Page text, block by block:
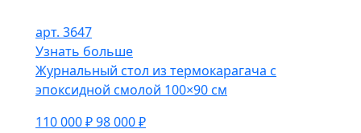
арт. 3647
Узнать больше
Журнальный стол из термокарагача с
эпоксидной смолой 100×90 см
110 000 ₽98 000 ₽